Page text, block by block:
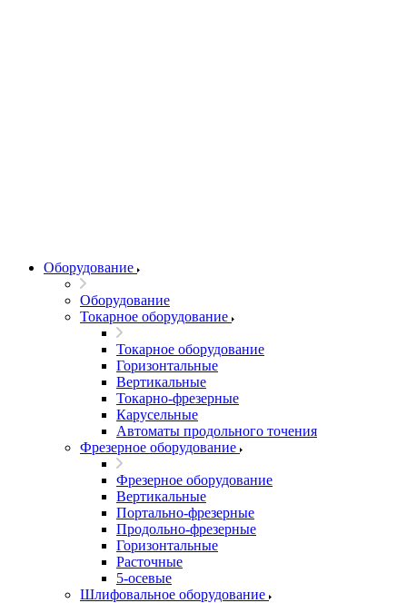
Оборудование
Оборудование
Токарное оборудование
Токарное оборудование
Горизонтальные
Вертикальные
Токарно-фрезерные
Карусельные
Автоматы продольного точения
Фрезерное оборудование
Фрезерное оборудование
Вертикальные
Портально-фрезерные
Продольно-фрезерные
Горизонтальные
Расточные
5-осевые
Шлифовальное оборудование